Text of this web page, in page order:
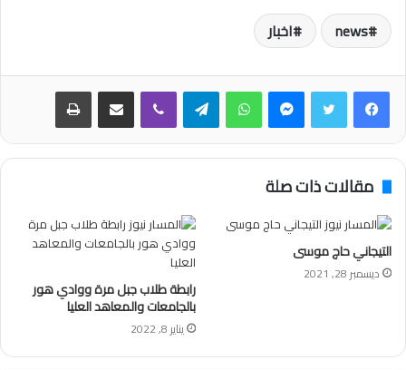
news اخبار
فيسبوكتويتر ماسنجر واتساب تيلقرام ڤايبر مشاركة عبر البريد طباعة
مقالات ذات صلة
التيجاني حاج موسى
ديسمبر 28, 2021
رابطة طلاب جبل مرة ووادي هور
بالجامعات والمعاهد العليا
يناير 8, 2022